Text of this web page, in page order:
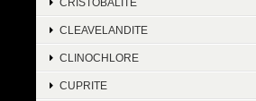
CLEAVELANDITE
CLINOCHLORE
CUPRITE